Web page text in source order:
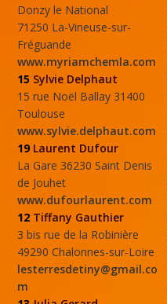
Donzy le National
71250 La-Vineuse-sur-
Fréguande
www.myriamchemla.com
15 Sylvie Delphaut
15 rue Noël Ballay 31400
Toulouse
www.sylvie.delphaut.com
19 Laurent Dufour
La Gare 36230 Saint Denis
de Jouhet
www.dufourlaurent.com
12 Tiffany Gauthier
3 bis rue de la Robinière
49290 Chalonnes-sur-Loire
lesterresdetiny@gmail.co
m